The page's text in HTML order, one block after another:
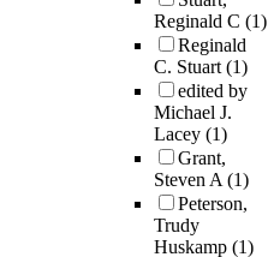
Reginald C (1)
Reginald
C. Stuart(1)
edited by
Michael J.
Lacey (1)
Grant,
Steven A(1)
Peterson,
Trudy
Huskamp (1)